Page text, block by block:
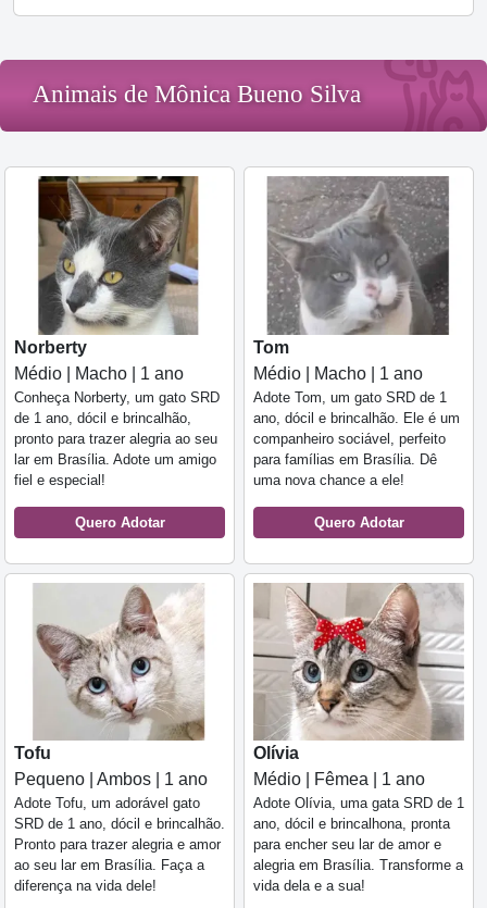
Animais de Mônica Bueno Silva
Norberty
Médio | Macho | 1 ano
Conheça Norberty, um gato SRD
de 1 ano, dócil e brincalhão,
pronto para trazer alegria ao seu
lar em Brasília. Adote um amigo
fiel e especial!
Quero Adotar
Tom
Médio | Macho | 1 ano
Adote Tom, um gato SRD de 1
ano, dócil e brincalhão. Ele é um
companheiro sociável, perfeito
para famílias em Brasília. Dê
uma nova chance a ele!
Quero Adotar
Tofu
Pequeno | Ambos | 1 ano
Adote Tofu, um adorável gato
SRD de 1 ano, dócil e brincalhão.
Pronto para trazer alegria e amor
ao seu lar em Brasília. Faça a
diferença na vida dele!
Olívia
Médio | Fêmea | 1 ano
Adote Olívia, uma gata SRD de 1
ano, dócil e brincalhona, pronta
para encher seu lar de amor e
alegria em Brasília. Transforme a
vida dela e a sua!